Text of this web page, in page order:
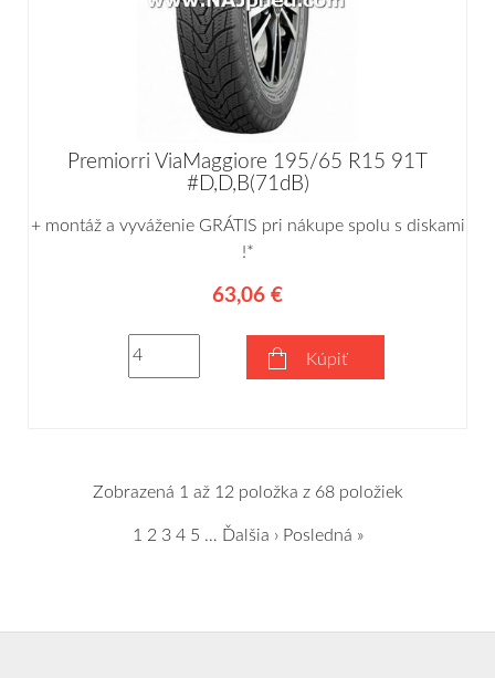
Premiorri ViaMaggiore 195/65 R15 91T
#D,D,B(71dB)
+ montáž a vyváženie GRÁTIS pri nákupe spolu s diskami
!*
63,06 €
Kúpiť
Zobrazená 1 až 12 položka z 68 položiek
1 2 3 4 5 … Ďalšia › Posledná »